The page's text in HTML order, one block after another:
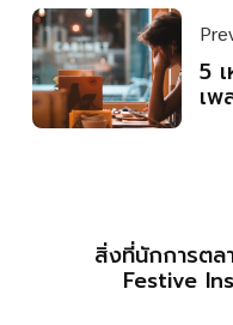
5
เพ
สิ่งที่นักการตล
Festive